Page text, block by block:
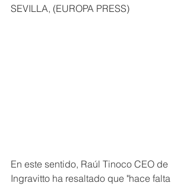
SEVILLA, (EUROPA PRESS)
En este sentido, Raúl Tinoco CEO de
Ingravitto ha resaltado que "hace falta